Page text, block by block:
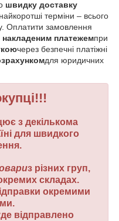
швидку доставку
терміни – всього
Оплатити замовлення
накладеним платежемпри
через безпечні платіжні
для юридичних
з декількома
для швидкого
з різних груп,
складах.
окремими
відправлено